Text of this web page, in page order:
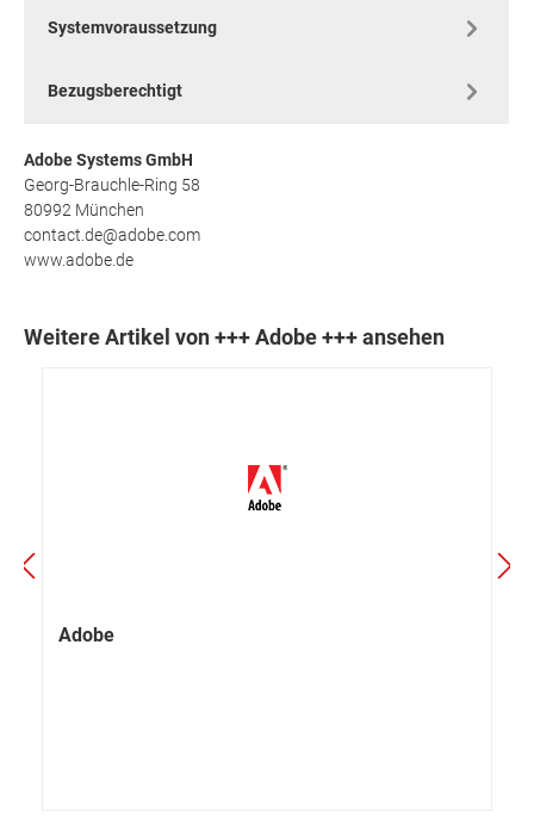
Systemvoraussetzung
Bezugsberechtigt
Adobe Systems GmbH
Georg-Brauchle-Ring 58
80992 München
contact.de@adobe.com
www.adobe.de
Weitere Artikel von +++ Adobe +++ ansehen
Adobe